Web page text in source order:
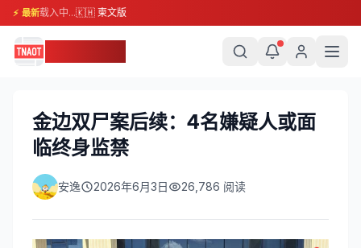
⚡ 最新载入中...🇰🇭 柬文版
金边双尸案后续：4名嫌疑人或面
临终身监禁
安逸 2026年6月3日 26,786 阅读